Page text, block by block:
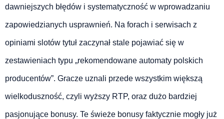
dawniejszych błędów i systematyczność w wprowadzaniu
zapowiedzianych usprawnień. Na forach i serwisach z
opiniami slotów tytuł zaczynał stale pojawiać się w
zestawieniach typu „rekomendowane automaty polskich
producentów”. Gracze uznali przede wszystkim większą
wielkoduszność, czyli wyższy RTP, oraz dużo bardziej
pasjonujące bonusy. Te świeże bonusy faktycznie mogły już